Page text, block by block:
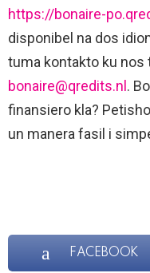
https://bonaire-
disponibel na dos
tuma kontakto ku nos
bonaire@qredits.nl .
finansiero kla?
un manera fasil i
FACEBOOK